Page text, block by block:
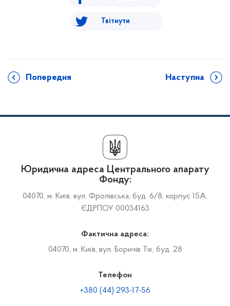
Твітнути
Попередня Наступна
Юридична адреса Центрального апарату
Фонду:
04070, м. Київ, вул. Фролівська, буд. 6/8, корпус 15А,
ЄДРПОУ 00034163
Фактична адреса:
04070, м. Київ, вул. Боричів Тік, буд. 28
Телефон
+380 (44) 293-17-56